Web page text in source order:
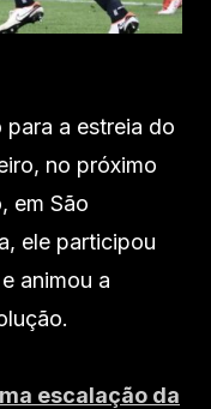
para a estreia do
no próximo
em São
ele participou
animou a
escalação da